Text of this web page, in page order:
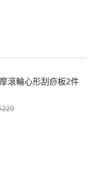
滾輪心形刮痧板2件